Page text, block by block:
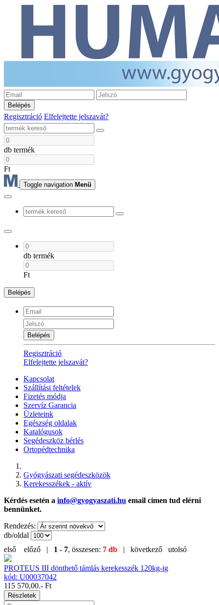
Belépés
Regisztráció Elfelejtette jelszavát?
db termék
Ft
Toggle navigation Menü
db termék
Ft
Belépés
Belépés
Regisztráció
Elfelejtette jelszavát?
Kapcsolat
Szállítási feltételek
Fizetés módja
Szervíz Garancia
Üzleteink
Egészség oldalak
Katalógusok
Segédeszköz bérlés
Ortopédtechnika
Gyógyászati segédeszközök
Kerekesszékek - aktív
Kérdés esetén a info@gyogyaszati.hu email címen tud elérni
bennünket.
Rendezés:
db/oldal
első előző | 1 - 7, összesen: 7 db | következő utolsó
PROTEUS III dönthető támlás kerekesszék 120kg-ig
kód: U00037042
115 570,00.- Ft
Részletek